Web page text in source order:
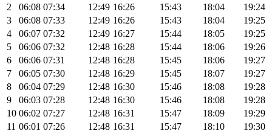
2
06:08 07:34 12:49 16:26 15:43 18:04
19:24
3
06:08 07:33 12:49 16:26 15:43 18:04
19:25
4
06:07 07:32 12:49 16:27 15:44 18:05
19:25
5
06:06 07:32 12:48 16:28 15:44 18:06
19:26
6
06:06 07:31 12:48 16:28 15:45 18:06
19:27
7
06:05 07:30 12:48 16:29 15:45 18:07
19:27
8
06:04 07:29 12:48 16:30 15:46 18:08
19:28
9
06:03 07:28 12:48 16:30 15:46 18:08
19:28
10 06:02 07:27 12:48 16:31 15:47 18:09
19:29
11 06:01 07:26 12:48 16:31 15:47 18:10
19:30